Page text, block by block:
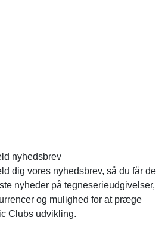
nyhedsbrev
dig vores nyhedsbrev, så du får de
nyheder på tegneserieudgivelser,
og mulighed for at præge
Clubs udvikling.